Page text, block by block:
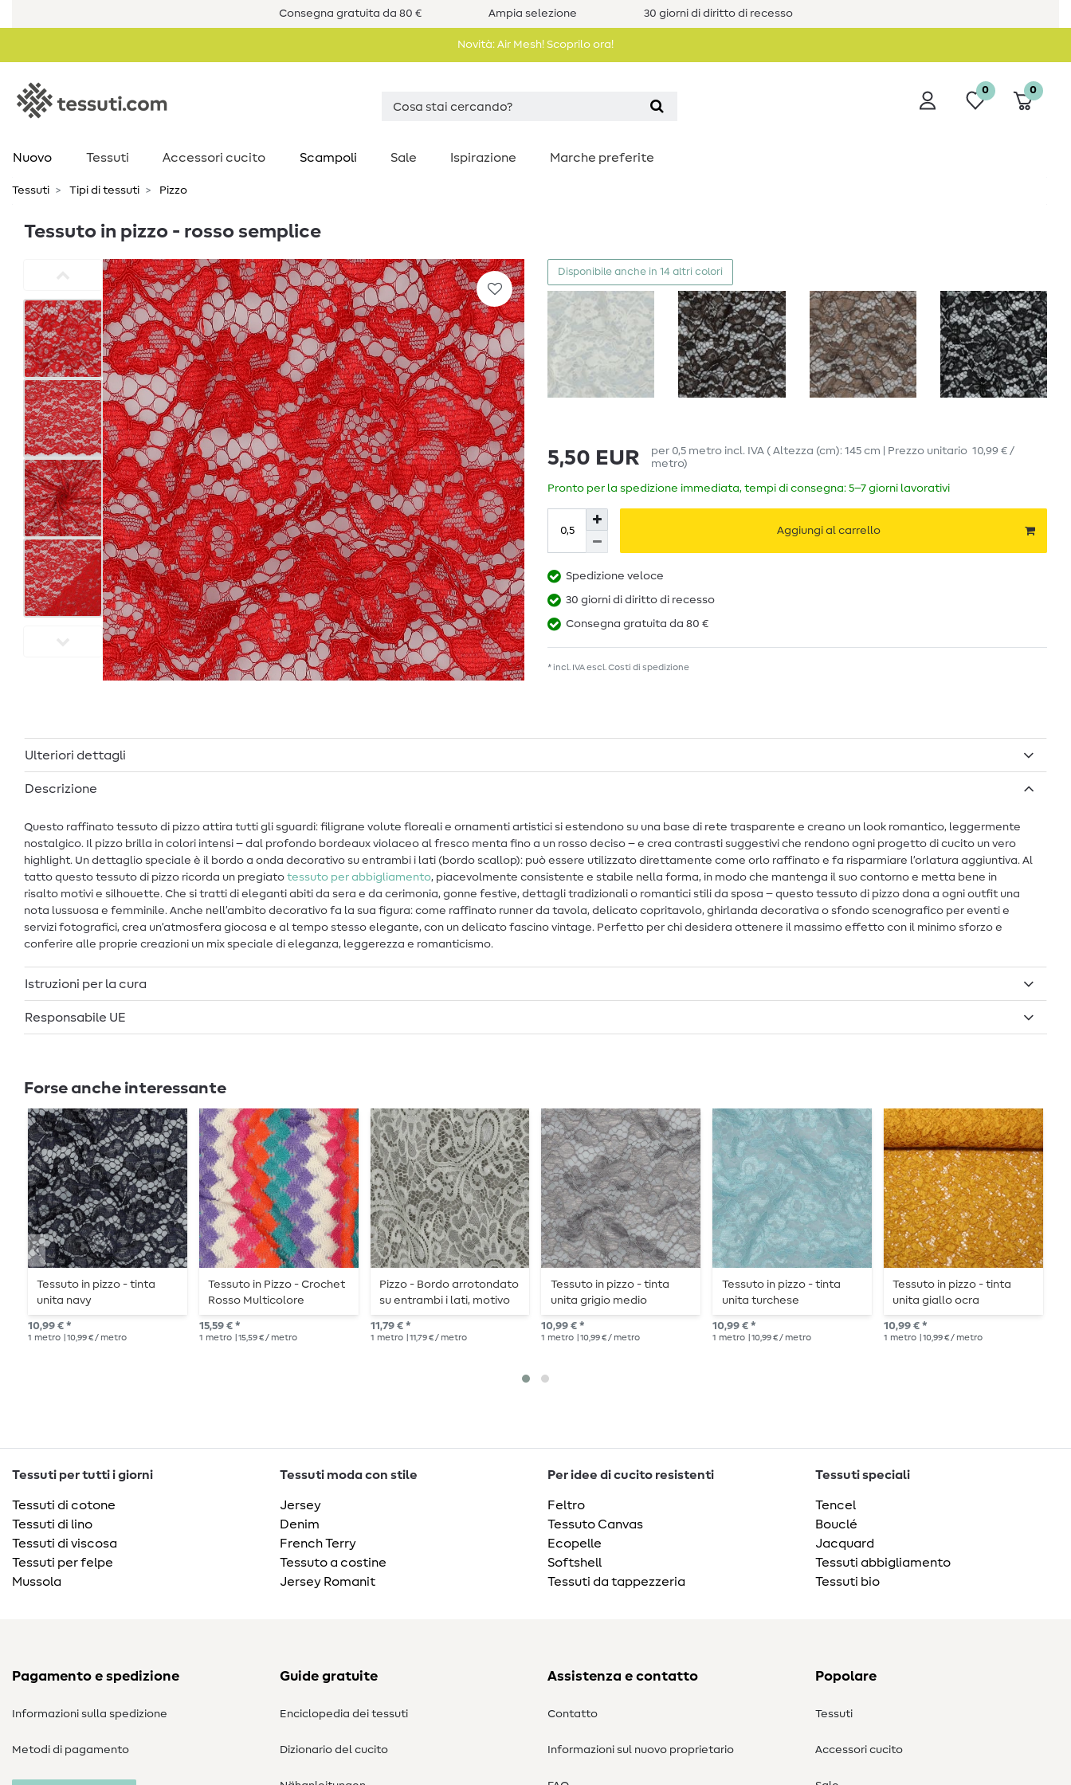
Consegna gratuita da 80 € Ampia selezione 30 giorni di diritto di recesso
Novità: Air Mesh! Scoprilo ora!
0 0
Nuovo Tessuti Accessori cucito Scampoli Sale Ispirazione Marche preferite
Tessuti Tipi di tessuti Pizzo
Tessuto in pizzo - rosso semplice
Disponibile anche in 14 altri colori
5,50 EUR per 0,5 metro incl. IVA ( Altezza (cm): 145 cm | Prezzo unitario 10,99 € /
metro)
Pronto per la spedizione immediata, tempi di consegna: 5–7 giorni lavorativi
Aggiungi al carrello
Spedizione veloce
30 giorni di diritto di recesso
Consegna gratuita da 80 €
* incl. IVA escl.Costi di spedizione
Ulteriori dettagli
Descrizione
Questo raffinato tessuto di pizzo attira tutti gli sguardi: filigrane volute floreali e ornamenti artistici si estendono su una base di rete trasparente e creano un look romantico, leggermente
nostalgico. Il pizzo brilla in colori intensi – dal profondo bordeaux violaceo al fresco menta fino a un rosso deciso – e crea contrasti suggestivi che rendono ogni progetto di cucito un vero
highlight. Un dettaglio speciale è il bordo a onda decorativo su entrambi i lati (bordo scallop): può essere utilizzato direttamente come orlo raffinato e fa risparmiare l’orlatura aggiuntiva. Al
tatto questo tessuto di pizzo ricorda un pregiato tessuto per abbigliamento, piacevolmente consistente e stabile nella forma, in modo che mantenga il suo contorno e metta bene in
risalto motivi e silhouette. Che si tratti di eleganti abiti da sera e da cerimonia, gonne festive, dettagli tradizionali o romantici stili da sposa – questo tessuto di pizzo dona a ogni outfit una
nota lussuosa e femminile. Anche nell’ambito decorativo fa la sua figura: come raffinato runner da tavola, delicato copritavolo, ghirlanda decorativa o sfondo scenografico per eventi e
servizi fotografici, crea un’atmosfera giocosa e al tempo stesso elegante, con un delicato fascino vintage. Perfetto per chi desidera ottenere il massimo effetto con il minimo sforzo e
conferire alle proprie creazioni un mix speciale di eleganza, leggerezza e romanticismo.
Istruzioni per la cura
Responsabile UE
Forse anche interessante
Tessuto in pizzo - tinta
unita navy
10,99 € *
1 metro | 10,99 € / metro
Tessuto in Pizzo - Crochet
Rosso Multicolore
15,59 € *
1 metro | 15,59 € / metro
Pizzo - Bordo arrotondato
su entrambi i lati, motivo
Paisley, colore avorio
11,79 € *
1 metro | 11,79 € / metro
Tessuto in pizzo - tinta
unita grigio medio
10,99 € *
1 metro | 10,99 € / metro
Tessuto in pizzo - tinta
unita turchese
10,99 € *
1 metro | 10,99 € / metro
Tessuto in pizzo - tinta
unita giallo ocra
10,99 € *
1 metro | 10,99 € / metro
Tessuti per tutti i giorni
Tessuti di cotone
Tessuti di lino
Tessuti di viscosa
Tessuti per felpe
Mussola
Tessuti moda con stile
Jersey
Denim
French Terry
Tessuto a costine
Jersey Romanit
Per idee di cucito resistenti
Feltro
Tessuto Canvas
Ecopelle
Softshell
Tessuti da tappezzeria
Tessuti speciali
Tencel
Bouclé
Jacquard
Tessuti abbigliamento
Tessuti bio
Pagamento e spedizione
Informazioni sulla spedizione
Metodi di pagamento
Guide gratuite
Enciclopedia dei tessuti
Dizionario del cucito
Assistenza e contatto
Contatto
Informazioni sul nuovo proprietario
Popolare
Tessuti
Accessori cucito